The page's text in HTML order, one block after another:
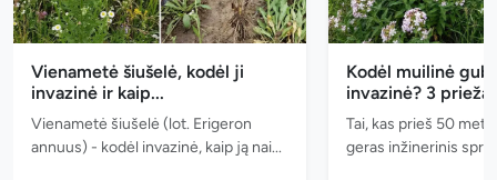
Vienametė šiušelė, kodėl ji
invazinė ir kaip...
Vienametė šiušelė (lot. Erigeron
annuus) - kodėl invazinė, kaip ją nai...
Kodėl muilinė
invazinė? 3
Tai, kas prieš 50
geras inžinerinis